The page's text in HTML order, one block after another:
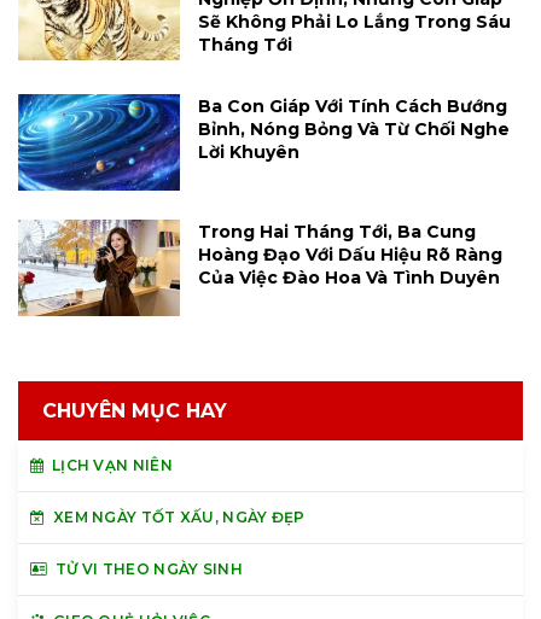
Sẽ Không Phải Lo Lắng Trong Sáu
Tháng Tới
Ba Con Giáp Với Tính Cách Bướng
Bỉnh, Nóng Bỏng Và Từ Chối Nghe
Lời Khuyên
Trong Hai Tháng Tới, Ba Cung
Hoàng Đạo Với Dấu Hiệu Rõ Ràng
Của Việc Đào Hoa Và Tình Duyên
CHUYÊN MỤC HAY
LỊCH VẠN NIÊN
XEM NGÀY TỐT XẤU, NGÀY ĐẸP
TỬ VI THEO NGÀY SINH